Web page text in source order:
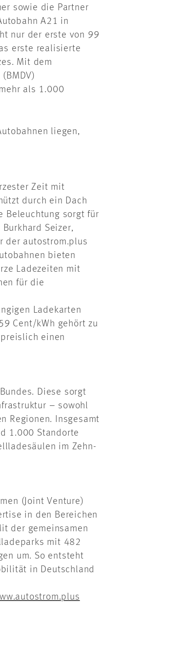
sowie die Partner
A21 in
nur der erste von 99
erste realisierte
Mit dem
als 1.000
liegen,
Zeit mit
durch ein Dach
Beleuchtung sorgt für
Seizer,
der autostrom.plus
bieten
Ladezeiten mit
für die
Ladekarten
Cent/kWh gehört zu
einen
Diese sorgt
– sowohl
Regionen. Insgesamt
1.000 Standorte
im Zehn-
(Joint Venture)
in den Bereichen
der gemeinsamen
mit 482
um. So entsteht
in Deutschland